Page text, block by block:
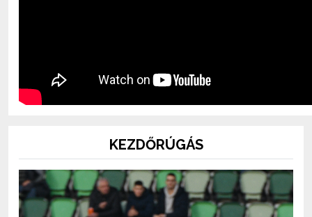
KEZDŐRÚGÁS